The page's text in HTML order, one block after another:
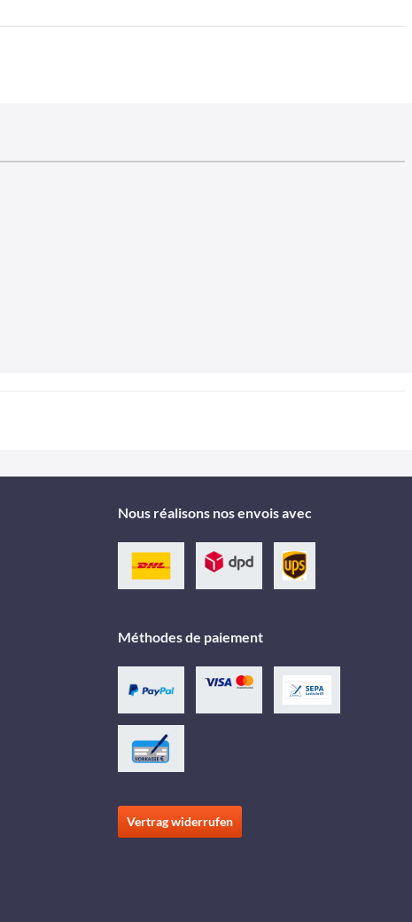
Nous réalisons nos envois avec
Méthodes de paiement
Vertrag widerrufen